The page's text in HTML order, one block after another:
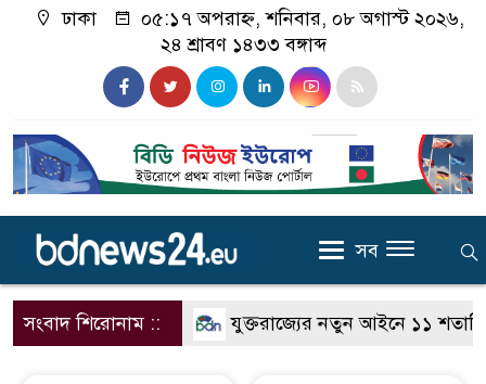
ঢাকা
০৫:১৭ অপরাহ্ন, শনিবার, ০৮ অগাস্ট ২০২৬,
২৪ শ্রাবণ ১৪৩৩ বঙ্গাব্দ
সব
সংবাদ শিরোনাম :: যুক্তরাজ্যের নতুন আইনে ১১ শতাধিক